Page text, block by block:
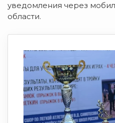
уведомления через
области.